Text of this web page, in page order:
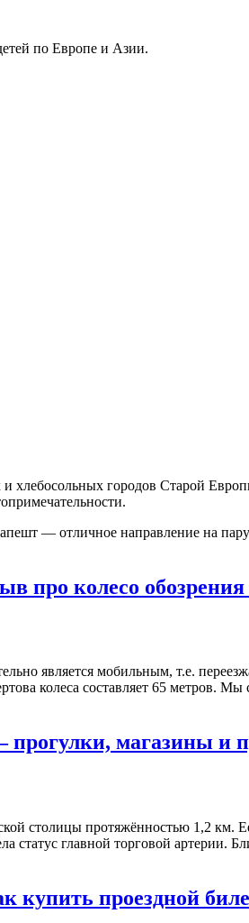
по Европе и Азии.
городов Старой
— отличное направление на
про колесо обозрения
является мобильным, т.е.
колеса составляет 65 метров.
магазины и
столицы протяжённостью 1,2 км.
статус главной торговой
купить проездной